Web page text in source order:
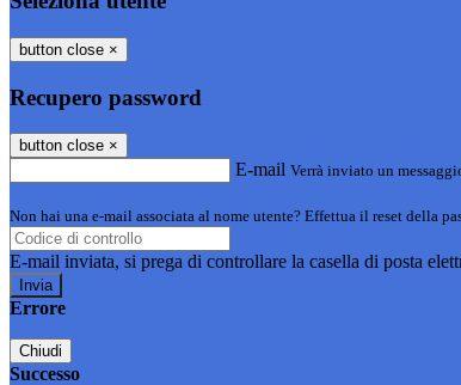
button close ×
Recupero password
button close ×
E-mail Verrà inviato un
Non hai una e-mail associata al nome utente? Effettua il reset della
E-mail inviata, si prega di controllare la casella di posta
Errore
Chiudi
Successo